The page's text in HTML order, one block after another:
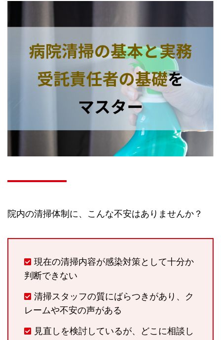
院内の清掃体制に、こんな不安はありませんか？
現在の清掃内容が感染対策として十分か
判断できない
清掃スタッフの質にばらつきがあり、ク
レームや不安の声がある
見直しを検討しているが、どこに相談し